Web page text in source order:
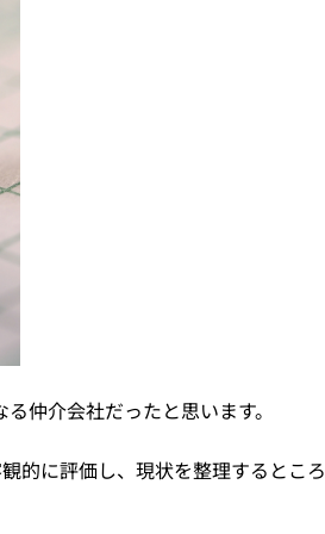
仲介会社だったと思います。
的に評価し、現状を整理するとこ